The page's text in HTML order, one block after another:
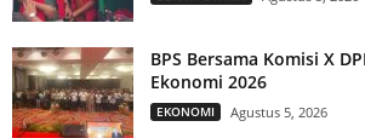
BPS Bersama Komisi X
Ekonomi 2026
EKONOMI Agustus 5, 2026